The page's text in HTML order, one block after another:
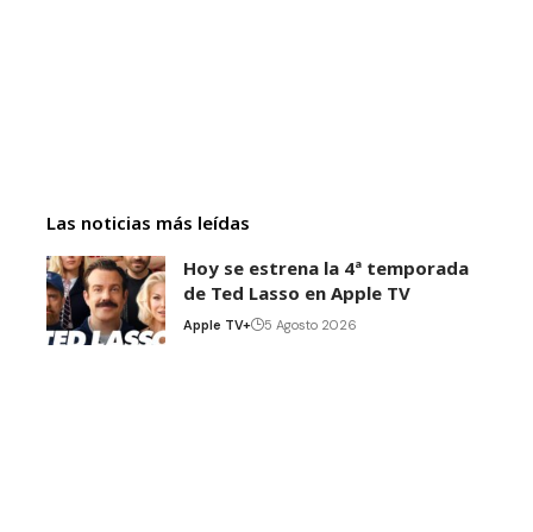
Las noticias más leídas
Hoy se estrena la 4ª temporada
de Ted Lasso en Apple TV
Apple TV+ 5 Agosto 2026